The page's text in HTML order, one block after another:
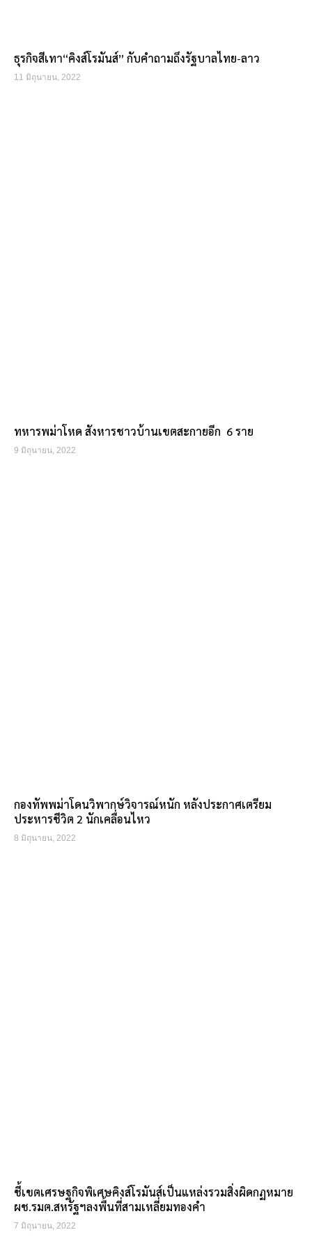
ธุรกิจสีเทา“คิงส์โรมันส์” กับคำถามถึงรัฐบาลไทย-ลาว
11 มิถุนายน, 2022
ทหารพม่าโหด สังหารชาวบ้านเขตสะกายอีก 6 ราย
9 มิถุนายน, 2022
กองทัพพม่าโดนวิพากษ์วิจารณ์หนัก หลังประกาศเตรียม
ประหารชีวิต 2 นักเคลื่อนไหว
8 มิถุนายน, 2022
ชี้เขตเศรษฐกิจพิเศษคิงส์โรมันส์เป็นแหล่งรวมสิ่งผิดกฏหมาย
ผช.รมต.สหรัฐฯลงพื้นที่สามเหลี่ยมทองคำ
7 มิถุนายน, 2022